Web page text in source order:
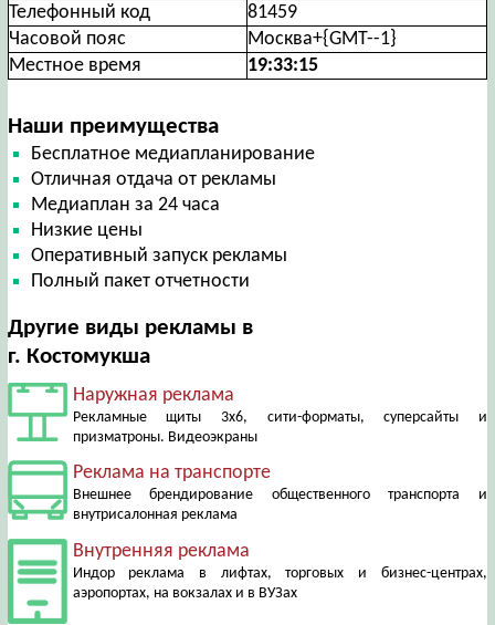
Телефонный код
81459
Часовой пояс
Москва+{GMT--1}
Местное время
19:33:16
Наши преимущества
Бесплатное медиапланирование
Отличная отдача от рекламы
Медиаплан за 24 часа
Низкие цены
Оперативный запуск рекламы
Полный пакет отчетности
Другие виды рекламы в
г. Костомукша
Наружная реклама
Рекламные щиты 3х6, сити-форматы, суперсайты и
призматроны. Видеоэкраны
Реклама на транспорте
Внешнее брендирование общественного транспорта и
внутрисалонная реклама
Внутренняя реклама
Индор реклама в лифтах, торговых и бизнес-центрах,
аэропортах, на вокзалах и в ВУЗах